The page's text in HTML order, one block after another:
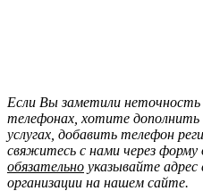
Если Вы заметили неточность
телефонах, хотите
услугах, добавить телефон
свяжитесь с нами через
обязательно указывайте
организации на нашем сайте.